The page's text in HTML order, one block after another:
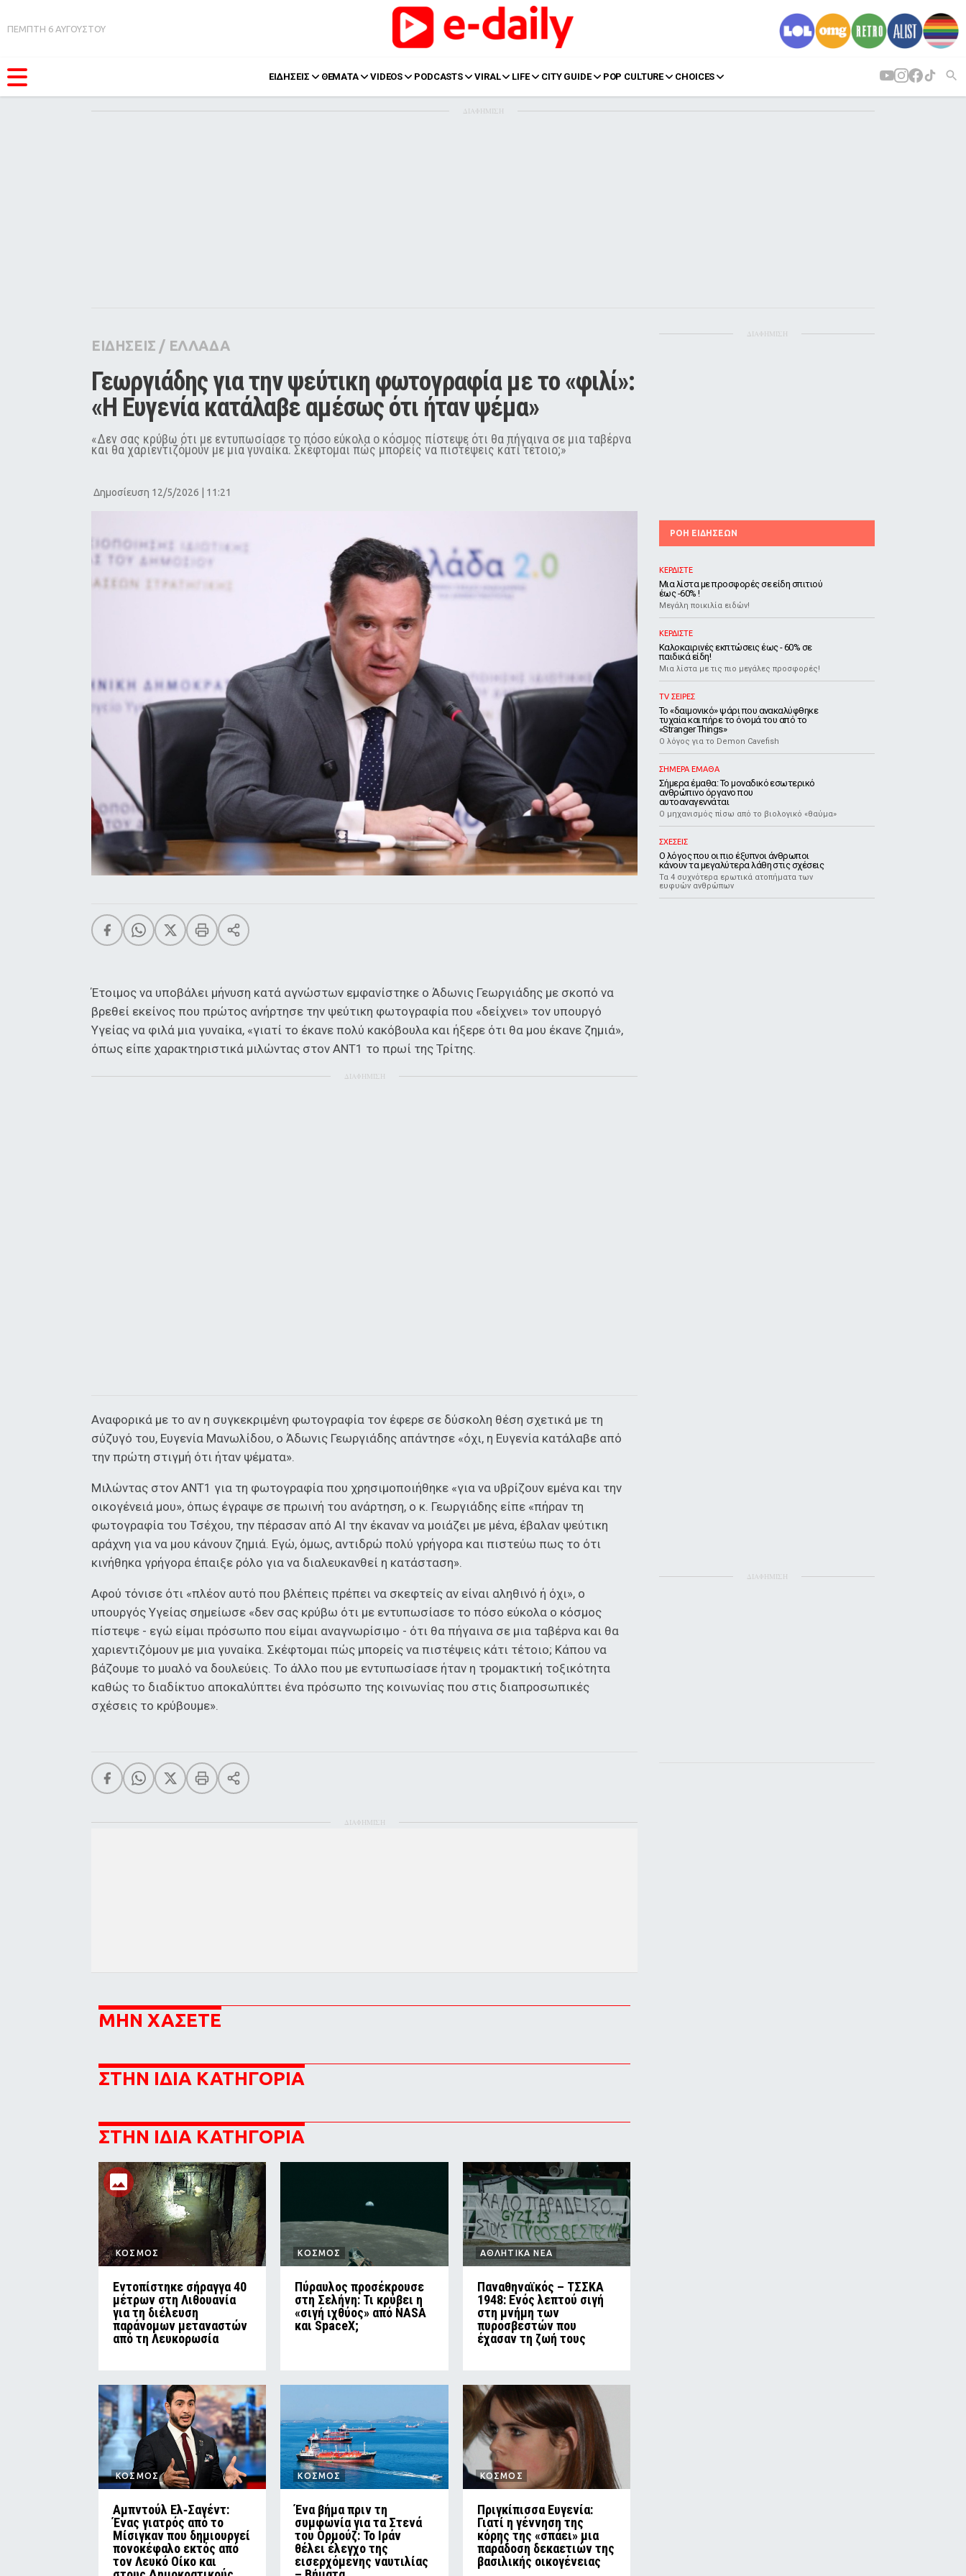
ΠΕΜΠΤΗ 6 ΑΥΓΟΥΣΤΟΥ
ΕΙΔΗΣΕΙΣ ΘΕΜΑΤΑ VIDEOS PODCASTS VIRAL LIFE CITY GUIDE POP CULTURE CHOICES
Pop Culture
Agenda
ΔΙΑΦΗΜΙΣΗ
ΕΙΔΗΣΕΙΣ / ΕΛΛΑΔΑ
Γεωργιάδης για την ψεύτικη φωτογραφία με το «φιλί»:
«Η Ευγενία κατάλαβε αμέσως ότι ήταν ψέμα»
«Δεν σας κρύβω ότι με εντυπωσίασε το πόσο εύκολα ο κόσμος πίστεψε ότι θα πήγαινα σε μια ταβέρνα
και θα χαριεντιζόμουν με μια γυναίκα. Σκέφτομαι πώς μπορείς να πιστέψεις κάτι τέτοιο;»
Δημοσίευση 12/5/2026 | 11:21
Έτοιμος να υποβάλει μήνυση κατά αγνώστων εμφανίστηκε ο Άδωνις Γεωργιάδης με σκοπό να
βρεθεί εκείνος που πρώτος ανήρτησε την ψεύτικη φωτογραφία που «δείχνει» τον υπουργό
Υγείας να φιλά μια γυναίκα, «γιατί το έκανε πολύ κακόβουλα και ήξερε ότι θα μου έκανε ζημιά»,
όπως είπε χαρακτηριστικά μιλώντας στον ΑΝΤ1 το πρωί της Τρίτης.
ΔΙΑΦΗΜΙΣΗ
Αναφορικά με το αν η συγκεκριμένη φωτογραφία τον έφερε σε δύσκολη θέση σχετικά με τη
σύζυγό του, Ευγενία Μανωλίδου, ο Άδωνις Γεωργιάδης απάντησε «όχι, η Ευγενία κατάλαβε από
την πρώτη στιγμή ότι ήταν ψέματα».
Μιλώντας στον ΑΝΤ1 για τη φωτογραφία που χρησιμοποιήθηκε «για να υβρίζουν εμένα και την
οικογένειά μου», όπως έγραψε σε πρωινή του ανάρτηση, ο κ. Γεωργιάδης είπε «πήραν τη
φωτογραφία του Τσέχου, την πέρασαν από ΑΙ την έκαναν να μοιάζει με μένα, έβαλαν ψεύτικη
αράχνη για να μου κάνουν ζημιά. Εγώ, όμως, αντιδρώ πολύ γρήγορα και πιστεύω πως το ότι
κινήθηκα γρήγορα έπαιξε ρόλο για να διαλευκανθεί η κατάσταση».
Αφού τόνισε ότι «πλέον αυτό που βλέπεις πρέπει να σκεφτείς αν είναι αληθινό ή όχι», ο
υπουργός Υγείας σημείωσε «δεν σας κρύβω ότι με εντυπωσίασε το πόσο εύκολα ο κόσμος
πίστεψε - εγώ είμαι πρόσωπο που είμαι αναγνωρίσιμο - ότι θα πήγαινα σε μια ταβέρνα και θα
χαριεντιζόμουν με μια γυναίκα. Σκέφτομαι πώς μπορείς να πιστέψεις κάτι τέτοιο; Κάπου να
βάζουμε το μυαλό να δουλεύεις. Το άλλο που με εντυπωσίασε ήταν η τρομακτική τοξικότητα
καθώς το διαδίκτυο αποκαλύπτει ένα πρόσωπο της κοινωνίας που στις διαπροσωπικές
σχέσεις το κρύβουμε».
ΔΙΑΦΗΜΙΣΗ
ΜΗΝ ΧΑΣΕΤΕ
ΣΤΗΝ ΙΔΙΑ ΚΑΤΗΓΟΡΙΑ
ΣΤΗΝ ΙΔΙΑ ΚΑΤΗΓΟΡΙΑ
ΚΟΣΜΟΣ
Εντοπίστηκε σήραγγα 40
μέτρων στη Λιθουανία
για τη διέλευση
παράνομων μεταναστών
από τη Λευκορωσία
ΚΟΣΜΟΣ
Πύραυλος προσέκρουσε
στη Σελήνη: Τι κρύβει η
«σιγή ιχθύος» από NASA
και SpaceX;
ΑΘΛΗΤΙΚΑ ΝΕΑ
Παναθηναϊκός – ΤΣΣΚΑ
1948: Ενός λεπτού σιγή
στη μνήμη των
πυροσβεστών που
έχασαν τη ζωή τους
ΚΟΣΜΟΣ
Αμπντούλ Ελ‑Σαγέντ:
Ένας γιατρός από το
Μίσιγκαν που δημιουργεί
πονοκέφαλο εκτός από
τον Λευκό Οίκο και
ΚΟΣΜΟΣ
Ένα βήμα πριν τη
συμφωνία για τα Στενά
του Ορμούζ: Το Ιράν
θέλει έλεγχο της
εισερχόμενης ναυτιλίας
ΚΟΣΜΟΣ
Πριγκίπισσα Ευγενία:
Γιατί η γέννηση της
κόρης της «σπάει» μια
παράδοση δεκαετιών της
βασιλικής οικογένειας
ΔΙΑΦΗΜΙΣΗ
ΡΟΗ ΕΙΔΗΣΕΩΝ
ΚΕΡΔΙΣΤΕ
Μια λίστα με προσφορές σε είδη σπιτιού
έως -60% !
Μεγάλη ποικιλία ειδών!
ΚΕΡΔΙΣΤΕ
Καλοκαιρινές εκπτώσεις έως - 60% σε
παιδικά είδη!
Μια λίστα με τις πιο μεγάλες προσφορές!
TV ΣΕΙΡΕΣ
Το «δαιμονικό» ψάρι που ανακαλύφθηκε
τυχαία και πήρε το όνομά του από το
«Stranger Things»
Ο λόγος για το Demon Cavefish
ΣΗΜΕΡΑ ΕΜΑΘΑ
Σήμερα έμαθα: Το μοναδικό εσωτερικό
ανθρώπινο όργανο που
αυτοαναγεννάται
Ο μηχανισμός πίσω από το βιολογικό «θαύμα»
ΣΧΕΣΕΙΣ
Ο λόγος που οι πιο έξυπνοι άνθρωποι
κάνουν τα μεγαλύτερα λάθη στις σχέσεις
Τα 4 συχνότερα ερωτικά ατοπήματα των
ευφυών ανθρώπων
ΔΙΑΦΗΜΙΣΗ